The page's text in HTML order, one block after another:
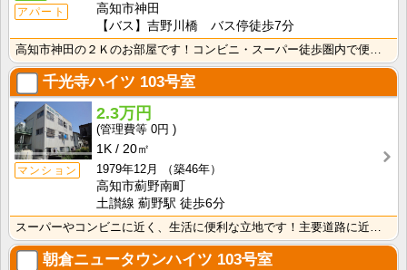
アパート
高知市神田
【バス】吉野川橋 バス停徒歩7分
高知市神田の２Ｋのお部屋です！コンビニ・スーパー徒歩圏内で便利です！バス・トイレ別なので、ゆったり湯･･･
千光寺ハイツ 103号室
マンション
2.3万円
0円
1K
20㎡
1979年12月
（築46年）
高知市薊野南町
土讃線 薊野駅 徒歩6分
スーパーやコンビニに近く、生活に便利な立地です！主要道路に近いので、中心地へのアクセスも良好！
朝倉ニュータウンハイツ 103号室